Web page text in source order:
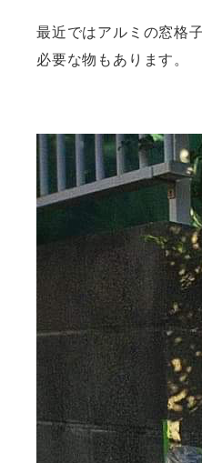
最近ではアルミの窓格
必要な物もあります。